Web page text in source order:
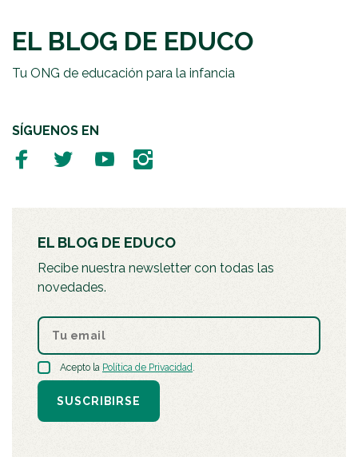
EL BLOG DE EDUCO
Tu ONG de educación para la infancia
SÍGUENOS EN
EL BLOG DE EDUCO
Recibe nuestra newsletter con todas las
novedades.
Acepto la Política de Privacidad.
SUSCRIBIRSE